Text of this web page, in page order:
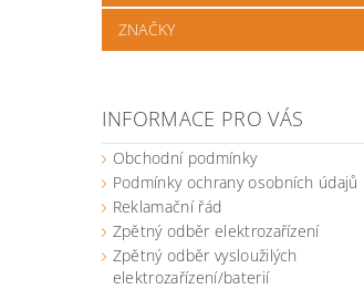
ZNAČKY
INFORMACE PRO VÁS
Obchodní podmínky
Podmínky ochrany osobních údajů
Reklamační řád
Zpětný odběr elektrozařízení
Zpětný odběr vysloužilých
elektrozařízení/baterií